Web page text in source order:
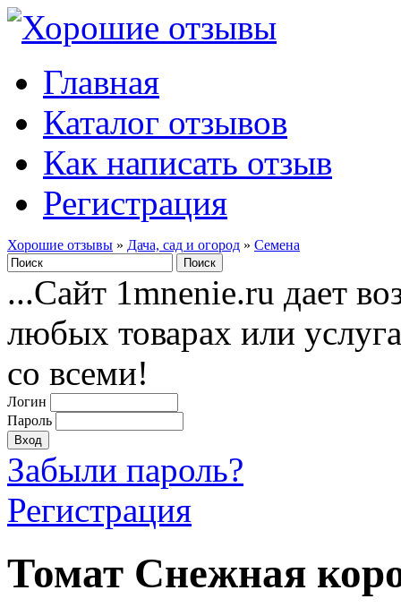
Главная
Каталог отзывов
Как написать отзыв
Регистрация
Хорошие отзывы » Дача, сад и огород » Семена
...Сайт 1mnenie.ru дает
любых товарах или
со всеми!
Логин
Пароль
Забыли пароль?
Регистрация
Томат Снежная